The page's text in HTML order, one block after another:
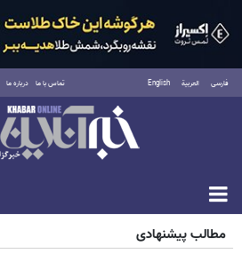
فارسی العربية English تماس با ما درباره ما
پنجشنبه ۱۵ مرداد ۱۴۰۵
مطالب پیشنهادی